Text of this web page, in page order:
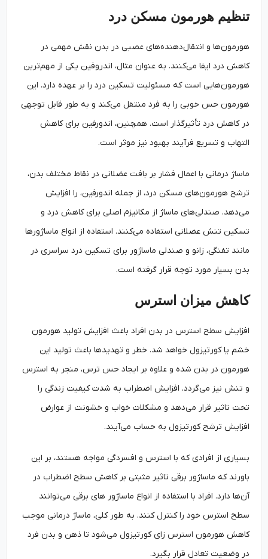
تنظیم هورمون مسکن درد
هورمون‌ها و انتقال‌دهنده‌های عصبی در بدن نقش مهمی در
کاهش درد ایفا می‌کنند. به عنوان مثال، اندروفین یکی از مهم‌ترین
هورمون‌هایی است که مسئولیت تسکین درد را بر عهده دارد. این
هورمون حس خوبی را به فرد منتقل می‌کند و به طور قابل توجهی
در کاهش درد تأثیرگذار است. همچنین، اندورفین برای کاهش
التهاب و تسریع فرآیند بهبود نیز موثر است.
ماساژ درمانی با اعمال فشار بر بافت عضلانی در نقاط مختلف بدن،
ترشح هورمون‌های مسکن درد، از جمله اندورفین، را افزایش
می‌دهد. صندلی‌های ماساژ از مکانیزم اصلی برای کاهش درد و
تسکین تنش عضلانی استفاده می‌کنند. استفاده از انواع ماساژورها
مانند تفنگی، زانو و صندلی ماساژور برای تسکین درد سراسری در
بدن بسیار مورد توجه قرار گرفته است.
کاهش میزان استرس
افزایش سطح استرس در بدن افراد باعث افزایش تولید هورمون
خشم یا کورتیزول خواهد شد. خطر و تهدیدها باعث تولید این
هورمون در بدن شده و علاوه بر ایجاد حس ترس، منجر به استرس
و تنش نیز می‌گردد. افزایش اضطراب به شدت کیفیت زندگی را
تحت تاثیر قرار می‌دهد و مشکلات خواب و خشونت از عوارض
افزایش ترشح کورتیزول به حساب می‌آیند.
بسیاری از افرادی که با استرس و افسردگی مواجه هستند، بر این
باورند که ماساژور برقی تاثیر مثبتی بر کاهش سطح اضطراب در
آن‌ها دارد. افراد با استفاده از انواع ماساژور های برقی می‌توانند
سطح استرس خود را کنترل کنند. به طور کلی، ماساژ درمانی موجب
کاهش هورمون استرس زای کورتیزول می‌شود تا ذهن و بدن فرد
در وضعیت تعادل قرار بگیرد.